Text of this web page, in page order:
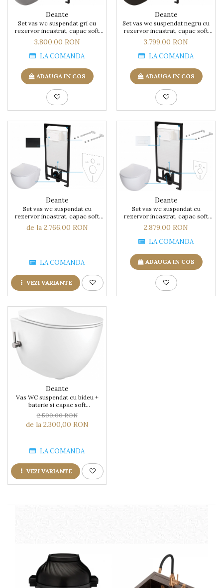
chiuvete
Accesorii chiuvete bucatarie
Gratar protectie chiuveta
Scurgator farfurii
Suporti burete
Tocatoare lemn si sticla
Sisteme de scurgere si cleme
Tavita scurgere vase/legume/fructe
Dispenser detergent
Rasnite de cafea
Roboti de bucatarie
Spumarea laptelui
Espressoare cafea
Aparate de gatit-aragazuri
Masina de spalat vase
Accesorii
Seturi Electrocasnice
Sonerii electrice
Construieste singur
Deante
Set vas wc suspendat gri cu
rezervor incastrat, capac soft
close si clapeta,Deante Peonia
3.800,00 RON
LA COMANDA
ADAUGA IN COS
Deante
Set vas wc suspendat negru cu
rezervor incastrat, capac soft
close si clapeta,Deante Peonia
3.799,00 RON
LA COMANDA
ADAUGA IN COS
Deante
Set vas wc suspendat cu
rezervor incastrat, capac soft
close si clapeta,Deante Peonia
de la 2.766,00 RON
LA COMANDA
VEZI VARIANTE
Deante
Set vas wc suspendat cu
rezervor incastrat, capac soft
close si clapeta,Deante Peonia
2.879,00 RON
LA COMANDA
ADAUGA IN COS
Deante
Vas WC suspendat cu bideu +
baterie si capac soft
close,Deante Peonia
2.500,00 RON
de la 2.300,00 RON
LA COMANDA
VEZI VARIANTE